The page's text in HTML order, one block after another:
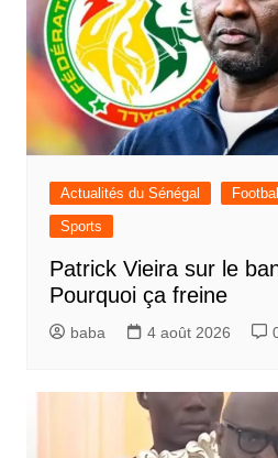
Actualités du Sénégal
Sports
Patrick Vieira sur le
Pourquoi ça freine
baba 4 août 2026